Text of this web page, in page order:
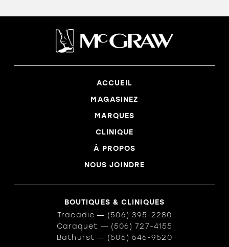
ACCUEIL
MAGASINEZ
MARQUES
CLINIQUE
À PROPOS
NOUS JOINDRE
BOUTIQUES & CLINIQUES
Tracadie ― (506) 395-2280
Caraquet ― (506) 727-4155
Bathurst ― (506) 546-9520